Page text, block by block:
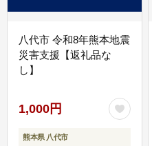
八代市 令和8年熊本地震
災害支援【返礼品な
し】
1,000円
熊本県 八代市